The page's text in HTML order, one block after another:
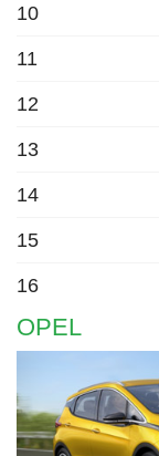
10
11
12
13
14
15
16
OPEL